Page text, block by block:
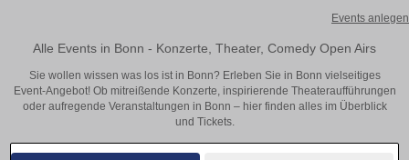
Events anlegen
Alle Events in Bonn - Konzerte, Theater, Comedy Open Airs
Sie wollen wissen was los ist in Bonn? Erleben Sie in Bonn vielseitiges
Event-Angebot! Ob mitreißende Konzerte, inspirierende Theateraufführungen
oder aufregende Veranstaltungen in Bonn – hier finden alles im Überblick
und Tickets.